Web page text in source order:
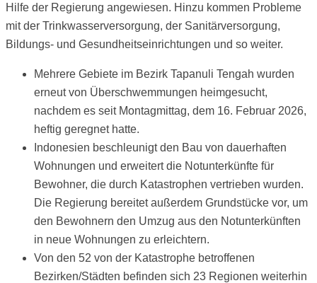
Hilfe der Regierung angewiesen. Hinzu kommen Probleme
mit der Trinkwasserversorgung, der Sanitärversorgung,
Bildungs- und Gesundheitseinrichtungen und so weiter.
Mehrere Gebiete im Bezirk Tapanuli Tengah wurden
erneut von Überschwemmungen heimgesucht,
nachdem es seit Montagmittag, dem 16. Februar 2026,
heftig geregnet hatte.
Indonesien beschleunigt den Bau von dauerhaften
Wohnungen und erweitert die Notunterkünfte für
Bewohner, die durch Katastrophen vertrieben wurden.
Die Regierung bereitet außerdem Grundstücke vor, um
den Bewohnern den Umzug aus den Notunterkünften
in neue Wohnungen zu erleichtern.
Von den 52 von der Katastrophe betroffenen
Bezirken/Städten befinden sich 23 Regionen weiterhin